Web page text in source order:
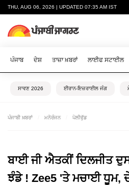
THU, AUG 06, 2026 | UPDATED 07:35 AM IST
ਪੰਜਾਬ ਦੇਸ਼ ਤਾਜ਼ਾ ਖ਼ਬਰਾਂ ਲਾਈਫ ਸਟਾਈਲ
ਸਾਵਣ 2026 ਈਰਾਨ-ਇਜ਼ਰਾਈਲ ਜੰਗ
ਪੰਜਾਬੀ ਖ਼ਬਰਾਂ ਮਨੋਰੰਜਨ ਪੋਲੀਵੁੱਡ
ਬਾਈ ਜੀ ਐਤਕੀਂ ਦਿਲਜੀਤ
ਝੰਡੇ ! Zee5 'ਤੇ ਮਚਾਈ ਧੂਮ,